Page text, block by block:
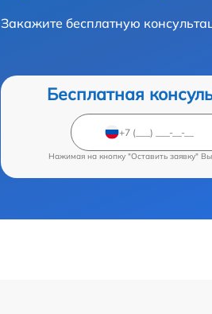
Закажите бесплатную
Бесплатная
Нажимая на кнопку "Оставить заявку"